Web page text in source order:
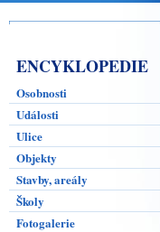
ENCYKLOPEDIE
Osobnosti
Události
Ulice
Objekty
Stavby, areály
Školy
Fotogalerie